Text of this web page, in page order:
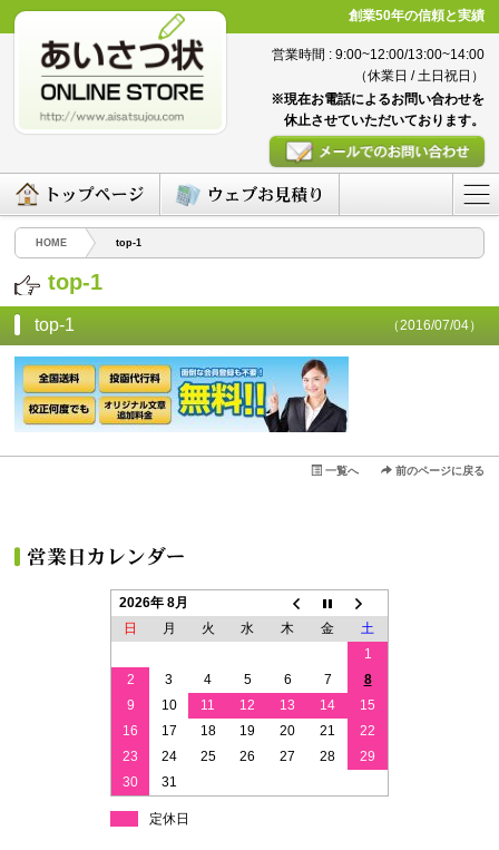
創業50年の信頼と実績
営業時間 : 9:00~12:00/13:00~14:00
（休業日 / 土日祝日）
※現在お電話によるお問い合わせを
休止させていただいております。
HOME top-1
top-1
top-1 （2016/07/04）
一覧へ 前のページに戻る
2026年 8月
日
月 火 水 木 金
土
1
2
3 4 5 6 7
8
9
10 11 12 13 14
15
16
17 18 19 20 21
22
23
24 25 26 27 28
29
30
31
定休日